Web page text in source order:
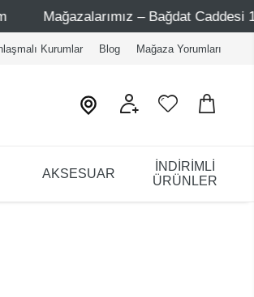
– Bağdat Caddesi 1 - Bağdat
Kurumlar Blog Mağaza Yorumları
AKSESUAR
İNDİRİMLİ
ÜRÜNLER